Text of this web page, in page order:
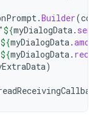
.Builder(
"${myDialogData.
${myDialogData.
${myDialogData.
)